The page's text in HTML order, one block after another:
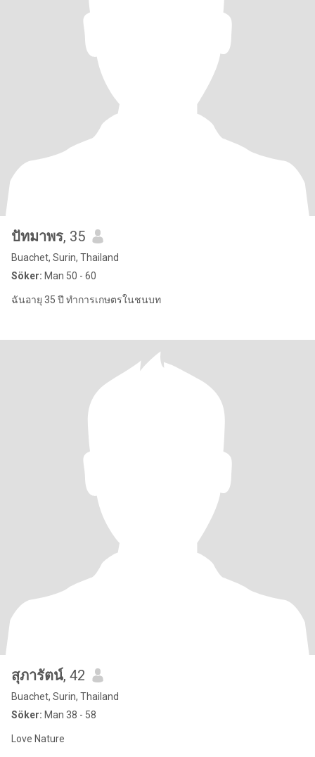
ปัทมาพร, 35
Buachet, Surin, Thailand
Söker: Man 50 - 60
ฉันอายุ 35 ปี ทำการเกษตรในชนบท
สุภารัตน์, 42
Buachet, Surin, Thailand
Söker: Man 38 - 58
Love Nature